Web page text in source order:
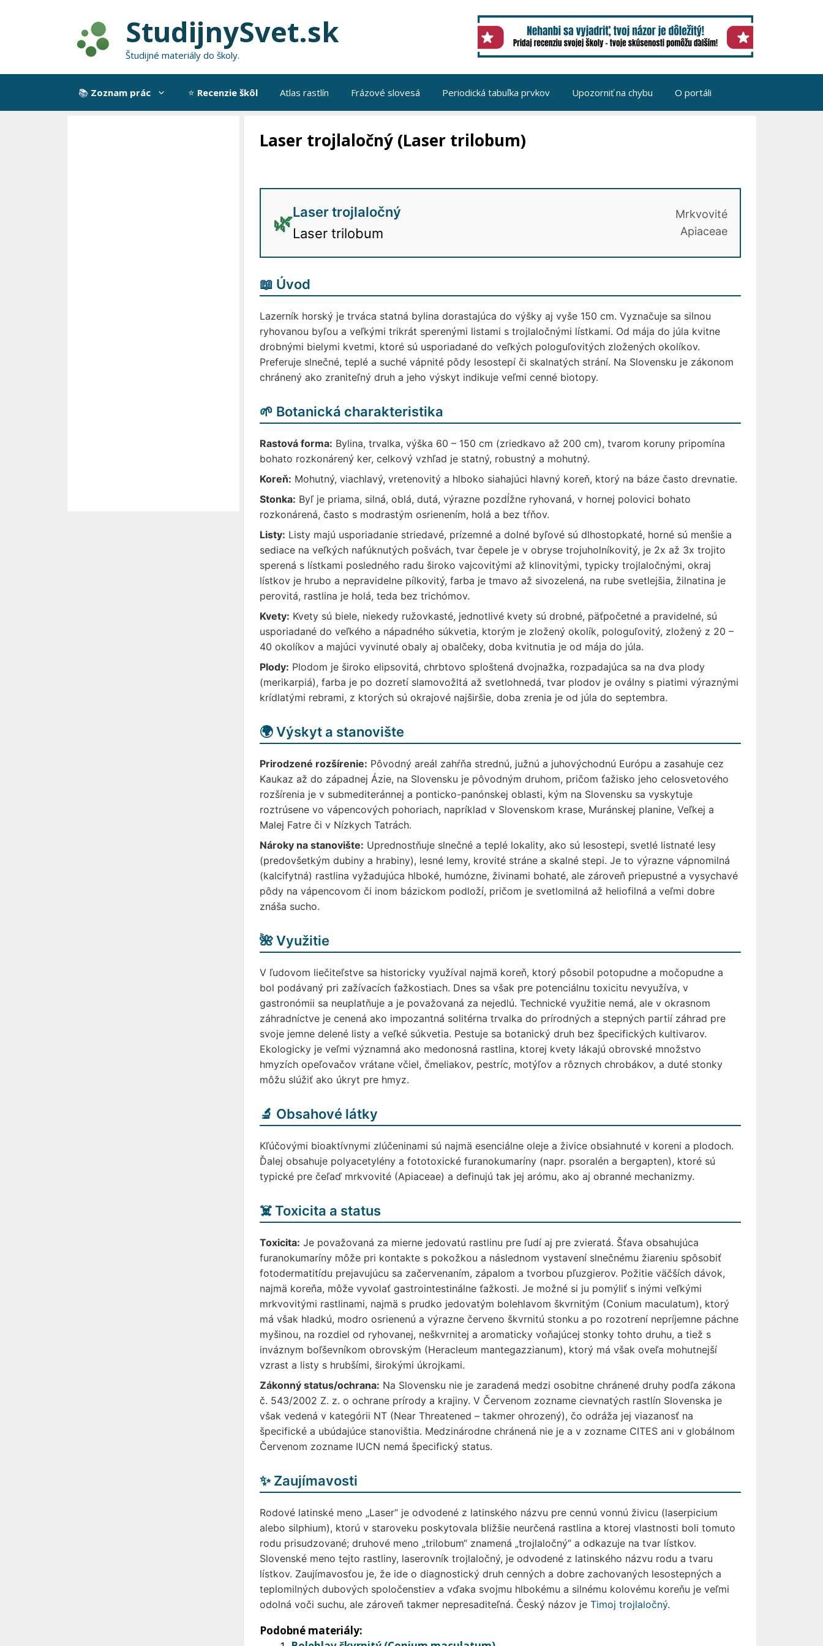
StudijnySvet.sk
Študijné materiály do školy.
📚 Zoznam prác ⭐ Recenzie škôl Atlas rastlín Frázové slovesá Periodická tabuľka prvkov Upozorniť na chybu O portáli
Laser trojlaločný (Laser trilobum)
🌿Laser trojlaločný
Laser trilobum
Mrkvovité
Apiaceae
📖 Úvod
Lazerník horský je trváca statná bylina dorastajúca do výšky aj vyše 150 cm. Vyznačuje sa silnou
ryhovanou byľou a veľkými trikrát sperenými listami s trojlaločnými lístkami. Od mája do júla kvitne
drobnými bielymi kvetmi, ktoré sú usporiadané do veľkých pologuľovitých zložených okolíkov.
Preferuje slnečné, teplé a suché vápnité pôdy lesostepí či skalnatých strání. Na Slovensku je zákonom
chránený ako zraniteľný druh a jeho výskyt indikuje veľmi cenné biotopy.
🌱 Botanická charakteristika
Rastová forma: Bylina, trvalka, výška 60 – 150 cm (zriedkavo až 200 cm), tvarom koruny pripomína
bohato rozkonárený ker, celkový vzhľad je statný, robustný a mohutný.
Koreň: Mohutný, viachlavý, vretenovitý a hlboko siahajúci hlavný koreň, ktorý na báze často drevnatie.
Stonka: Byľ je priama, silná, oblá, dutá, výrazne pozdĺžne ryhovaná, v hornej polovici bohato
rozkonárená, často s modrastým osrienením, holá a bez tŕňov.
Listy: Listy majú usporiadanie striedavé, prízemné a dolné byľové sú dlhostopkaté, horné sú menšie a
sediace na veľkých nafúknutých pošvách, tvar čepele je v obryse trojuholníkovitý, je 2x až 3x trojito
sperená s lístkami posledného radu široko vajcovitými až klinovitými, typicky trojlaločnými, okraj
lístkov je hrubo a nepravidelne pílkovitý, farba je tmavo až sivozelená, na rube svetlejšia, žilnatina je
perovitá, rastlina je holá, teda bez trichómov.
Kvety: Kvety sú biele, niekedy ružovkasté, jednotlivé kvety sú drobné, päťpočetné a pravidelné, sú
usporiadané do veľkého a nápadného súkvetia, ktorým je zložený okolík, pologuľovitý, zložený z 20 –
40 okolíkov a majúci vyvinuté obaly aj obalčeky, doba kvitnutia je od mája do júla.
Plody: Plodom je široko elipsovitá, chrbtovo sploštená dvojnažka, rozpadajúca sa na dva plody
(merikarpiá), farba je po dozretí slamovožltá až svetlohnedá, tvar plodov je oválny s piatimi výraznými
krídlatými rebrami, z ktorých sú okrajové najširšie, doba zrenia je od júla do septembra.
🌍 Výskyt a stanovište
Prirodzené rozšírenie: Pôvodný areál zahŕňa strednú, južnú a juhovýchodnú Európu a zasahuje cez
Kaukaz až do západnej Ázie, na Slovensku je pôvodným druhom, pričom ťažisko jeho celosvetového
rozšírenia je v submediteránnej a ponticko-panónskej oblasti, kým na Slovensku sa vyskytuje
roztrúsene vo vápencových pohoriach, napríklad v Slovenskom krase, Muránskej planine, Veľkej a
Malej Fatre či v Nízkych Tatrách.
Nároky na stanovište: Uprednostňuje slnečné a teplé lokality, ako sú lesostepi, svetlé listnaté lesy
(predovšetkým dubiny a hrabiny), lesné lemy, krovité stráne a skalné stepi. Je to výrazne vápnomilná
(kalcifytná) rastlina vyžadujúca hlboké, humózne, živinami bohaté, ale zároveň priepustné a vysychavé
pôdy na vápencovom či inom bázickom podloží, pričom je svetlomilná až heliofilná a veľmi dobre
znáša sucho.
🌺 Využitie
V ľudovom liečiteľstve sa historicky využíval najmä koreň, ktorý pôsobil potopudne a močopudne a
bol podávaný pri zažívacích ťažkostiach. Dnes sa však pre potenciálnu toxicitu nevyužíva, v
gastronómii sa neuplatňuje a je považovaná za nejedlú. Technické využitie nemá, ale v okrasnom
záhradníctve je cenená ako impozantná solitérna trvalka do prírodných a stepných partií záhrad pre
svoje jemne delené listy a veľké súkvetia. Pestuje sa botanický druh bez špecifických kultivarov.
Ekologicky je veľmi významná ako medonosná rastlina, ktorej kvety lákajú obrovské množstvo
hmyzích opeľovačov vrátane včiel, čmeliakov, pestríc, motýľov a rôznych chrobákov, a duté stonky
môžu slúžiť ako úkryt pre hmyz.
🔬 Obsahové látky
Kľúčovými bioaktívnymi zlúčeninami sú najmä esenciálne oleje a živice obsiahnuté v koreni a plodoch.
Ďalej obsahuje polyacetylény a fototoxické furanokumaríny (napr. psoralén a bergapten), ktoré sú
typické pre čeľaď mrkvovité (Apiaceae) a definujú tak jej arómu, ako aj obranné mechanizmy.
☠️ Toxicita a status
Toxicita: Je považovaná za mierne jedovatú rastlinu pre ľudí aj pre zvieratá. Šťava obsahujúca
furanokumaríny môže pri kontakte s pokožkou a následnom vystavení slnečnému žiareniu spôsobiť
fotodermatitídu prejavujúcu sa začervenaním, zápalom a tvorbou pľuzgierov. Požitie väčších dávok,
najmä koreňa, môže vyvolať gastrointestinálne ťažkosti. Je možné si ju pomýliť s inými veľkými
mrkvovitými rastlinami, najmä s prudko jedovatým bolehlavom škvrnitým (Conium maculatum), ktorý
má však hladkú, modro osrienenú a výrazne červeno škvrnitú stonku a po rozotrení nepríjemne páchne
myšinou, na rozdiel od ryhovanej, neškvrnitej a aromaticky voňajúcej stonky tohto druhu, a tiež s
inváznym boľševníkom obrovským (Heracleum mantegazzianum), ktorý má však oveľa mohutnejší
vzrast a listy s hrubšími, širokými úkrojkami.
Zákonný status/ochrana: Na Slovensku nie je zaradená medzi osobitne chránené druhy podľa zákona
č. 543/2002 Z. z. o ochrane prírody a krajiny. V Červenom zozname cievnatých rastlín Slovenska je
však vedená v kategórii NT (Near Threatened – takmer ohrozený), čo odráža jej viazanosť na
špecifické a ubúdajúce stanovištia. Medzinárodne chránená nie je a v zozname CITES ani v globálnom
Červenom zozname IUCN nemá špecifický status.
✨ Zaujímavosti
Rodové latinské meno „Laser“ je odvodené z latinského názvu pre cennú vonnú živicu (laserpicium
alebo silphium), ktorú v staroveku poskytovala bližšie neurčená rastlina a ktorej vlastnosti boli tomuto
rodu prisudzované; druhové meno „trilobum“ znamená „trojlaločný“ a odkazuje na tvar lístkov.
Slovenské meno tejto rastliny, laserovník trojlaločný, je odvodené z latinského názvu rodu a tvaru
lístkov. Zaujímavosťou je, že ide o diagnostický druh cenných a dobre zachovaných lesostepných a
teplomilných dubových spoločenstiev a vďaka svojmu hlbokému a silnému kolovému koreňu je veľmi
odolná voči suchu, ale zároveň takmer nepresaditeľná. Český názov je Timoj trojlaločný.
Podobné materiály: